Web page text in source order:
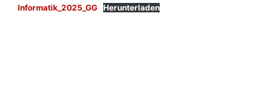
Informatik_2025_GG Herunterladen